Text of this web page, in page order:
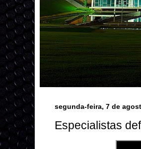
segunda-feira, 7 de
Especialistas